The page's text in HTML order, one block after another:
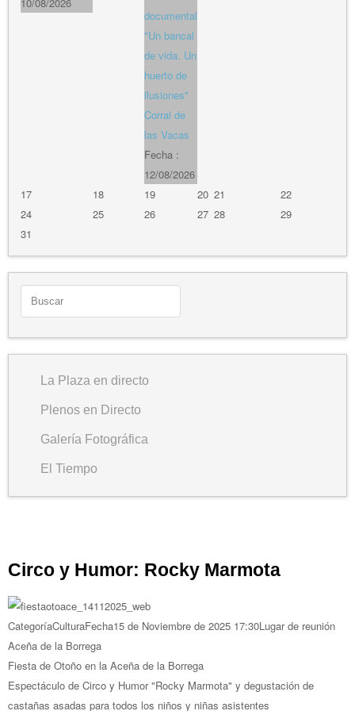
documental
"Un bancal
de vida. Un
huerto de
ilusiones"
Corral de
las Vacas
Fecha :
12/08/2026
17 18 19 20 21
22
24
25 26 27 28
29
31
La Plaza en directo
Plenos en Directo
Galería Fotográfica
El Tiempo
Circo y Humor: Rocky Marmota
CategoríaCulturaFecha15 de Noviembre de 2025 17:30Lugar de reunión
Aceña de la Borrega
Fiesta de Otoño en la Aceña de la Borrega
Espectáculo de Circo y Humor "Rocky Marmota" y degustación de
castañas asadas para todos los niños y niñas asistentes